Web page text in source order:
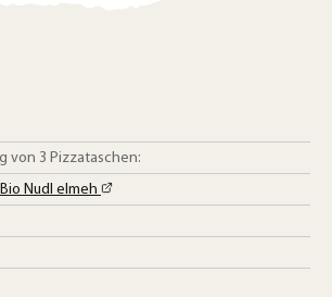
von 3 Pizzataschen:
Nudl elmeh